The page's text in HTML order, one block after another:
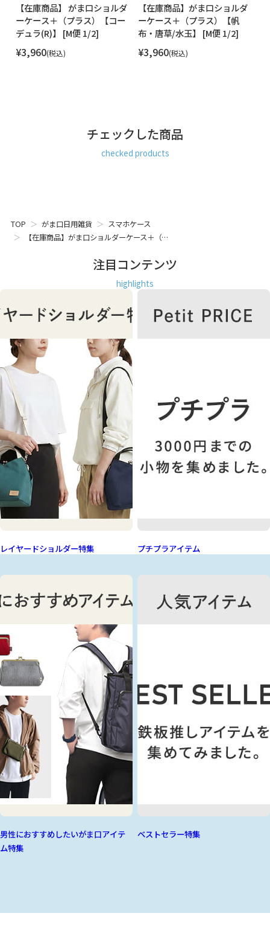
STAFF VOICE
大きめサイズのスマホが入る、薄型コンパクトなショルダー
スマホをすっぽりと収納できるタイプのスマホ専用のショル
サブバッグとしても便利です。
マグチ がまぐち
【在庫商品】 がま口ショルダ
ーケース＋（プラス）【コー
デュラ(R)】 [M便 1/2]
¥3,960 税込
【在庫商品】がま口ショルダ
ーケース＋（プラス）【帆
布・唐草/水玉】 [M便 1/2]
¥3,960 税込
チェックした商品
checked products
TOP がま口日用雑貨
スマホケース
【在庫商品】がま口ショルダーケース＋（…
注目コンテンツ
highlights
レイヤードショルダー特集 プチプラアイテム
男性におすすめしたいがま口アイテ
ム特集
ベストセラー特集